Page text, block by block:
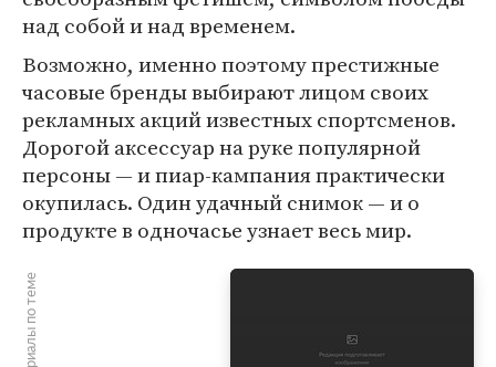
над собой и над временем.
Возможно, именно поэтому престижные
часовые бренды выбирают лицом своих
рекламных акций известных спортсменов.
Дорогой аксессуар на руке популярной
персоны — и пиар-кампания практически
окупилась. Один удачный снимок — и о
продукте в одночасье узнает весь мир.
Материалы по теме